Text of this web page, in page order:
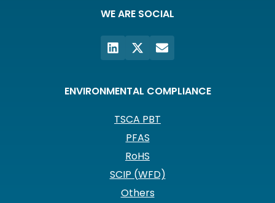
WE ARE SOCIAL
ENVIRONMENTAL COMPLIANCE
TSCA PBT
PFAS
RoHS
SCIP (WFD)
Others